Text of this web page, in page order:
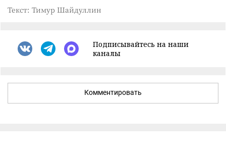
Текст: Тимур Шайдуллин
Подписывайтесь на наши
каналы
Комментировать